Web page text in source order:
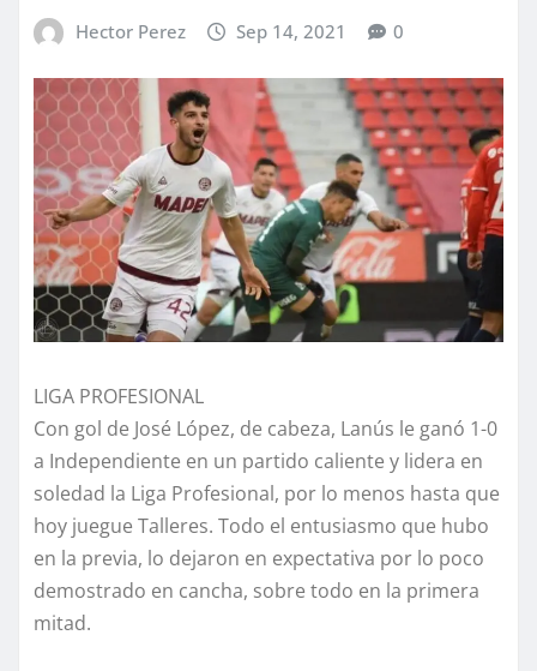
Hector Perez Sep 14, 2021 0
LIGA PROFESIONAL
Con gol de José López, de cabeza, Lanús le ganó 1-0
a Independiente en un partido caliente y lidera en
soledad la Liga Profesional, por lo menos hasta que
hoy juegue Talleres. Todo el entusiasmo que hubo
en la previa, lo dejaron en expectativa por lo poco
demostrado en cancha, sobre todo en la primera
mitad.